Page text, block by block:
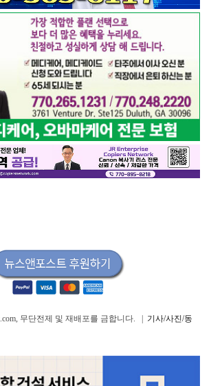
무단전제 및 재배포를 금합니다. | 기사/사진/동